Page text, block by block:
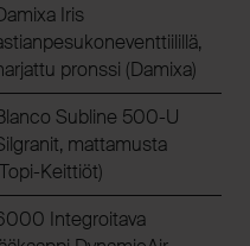
Iris
pronssi (Damixa)
Subline 500-U
mattamusta
Keittiöt)
Integroitava